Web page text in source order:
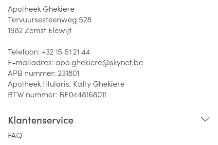
Apotheek Ghekiere
Tervuursesteenweg 528
1982 Zemst Elewijt
Telefoon: +32 15 61 21 44
E-mailadres: apo.ghekiere@skynet.be
APB nummer: 231801
Apotheek titularis: Katty Ghekiere
BTW nummer: BE0448168011
Klantenservice
FAQ